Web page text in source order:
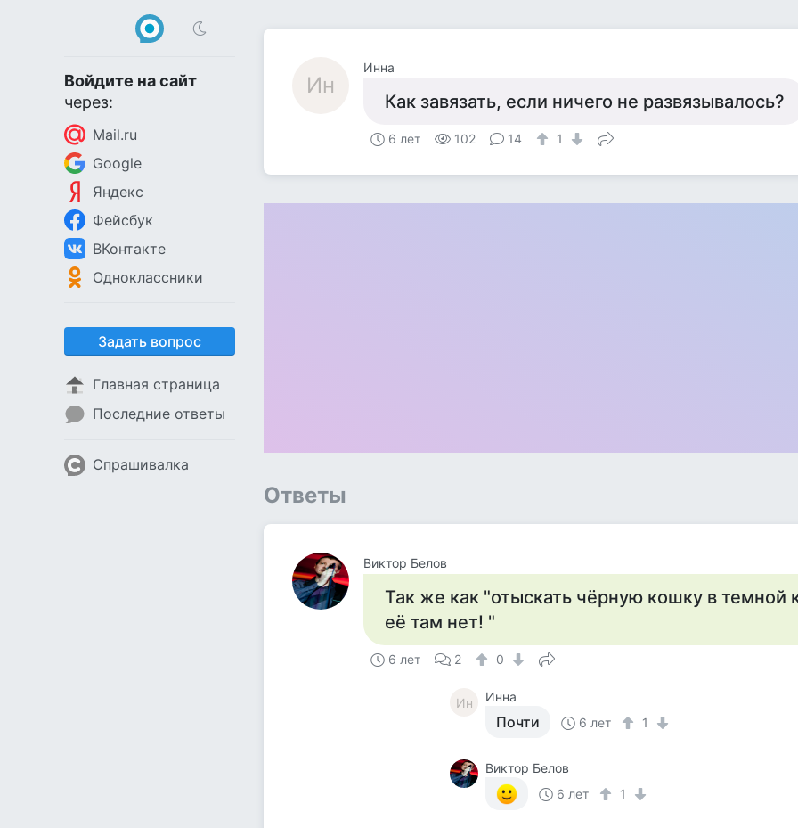
Войдите на сайт
через:
Mail.ru
Google
Яндекс
Фейсбук
ВКонтакте
Одноклассники
Задать вопрос
Главная страница
Последние ответы
Спрашивалка
Ин
Инна
Как завязать, если ничего не развязывалось?
6 лет 102 14 1
Ответы
Виктор Белов
Так же как "отыскать чёрную кошку в темной
её там нет! "
6 лет 2 0
Ин Инна
Почти 6 лет 1
Виктор Белов
6 лет
1